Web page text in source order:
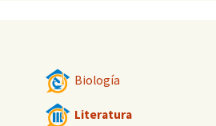
Biología
Literatura